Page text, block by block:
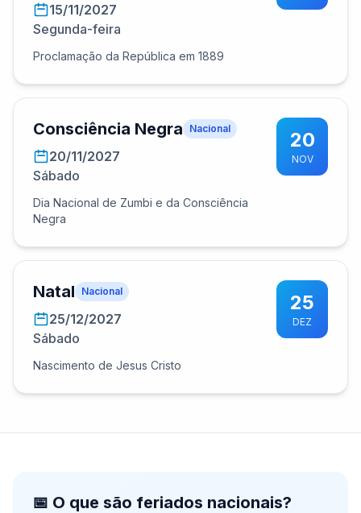
15/11/2027
Segunda-feira
Proclamação da República em 1889
Consciência Negra Nacional
20/11/2027
Sábado
Dia Nacional de Zumbi e da Consciência
Negra
20
NOV
Natal Nacional
25/12/2027
Sábado
Nascimento de Jesus Cristo
25
DEZ
📅 O que são feriados nacionais?